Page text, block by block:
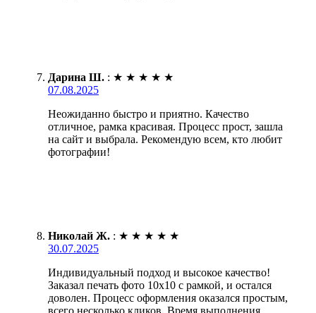
Дарина Ш. : ★ ★ ★ ★ ★
07.08.2025
Неожиданно быстро и приятно. Качество
отличное, рамка красивая. Процесс прост, зашла
на сайт и выбрала. Рекомендую всем, кто любит
фотографии!
Николай Ж. : ★ ★ ★ ★ ★
30.07.2025
Индивидуальный подход и высокое качество!
Заказал печать фото 10х10 с рамкой, и остался
доволен. Процесс оформления оказался простым,
всего несколько кликов. Время выполнения